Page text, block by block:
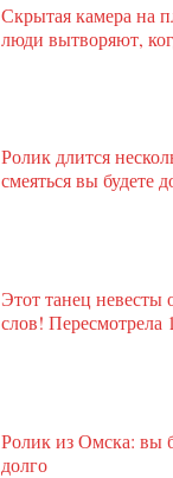
Скрытая камера на
люди вытворяют,
Ролик длится
смеяться вы будете
Этот танец невесты
слов! Пересмотрела
Ролик из Омска: вы
долго